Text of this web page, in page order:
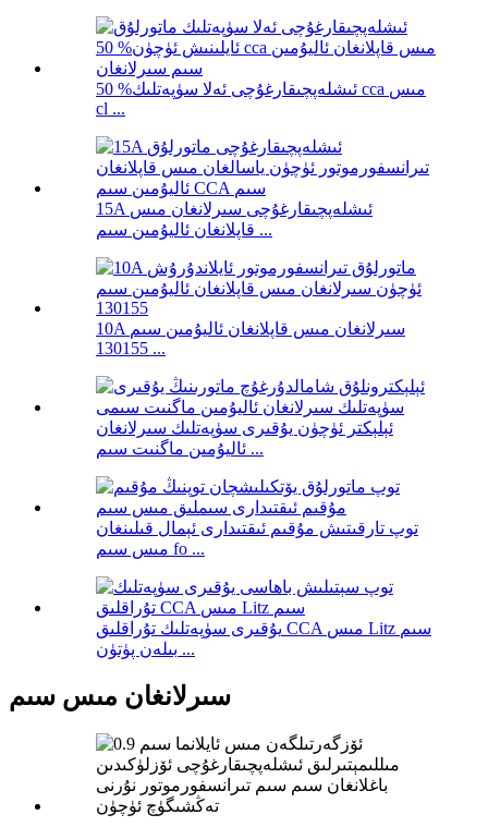
ئىشلەپچىقارغۇچى ئەلا سۈپەتلىك% 50 cca مىس
cl ...
15A ئىشلەپچىقارغۇچى سىرلانغان مىس
قاپلانغان ئاليۇمىن سىم ...
10A سىرلانغان مىس قاپلانغان ئاليۇمىن سىم
130155 ...
ئېلېكتر ئۈچۈن يۇقىرى سۈپەتلىك سىرلانغان
ئاليۇمىن ماگنىت سىم ...
توپ تارقىتىش مۇقىم ئىقتىدارى ئېمال قىلىنغان
مىس سىم fo ...
يۇقىرى سۈپەتلىك تۇراقلىق CCA مىس Litz سىم
بىلەن پۈتۈن ...
سىرلانغان مىس سىم